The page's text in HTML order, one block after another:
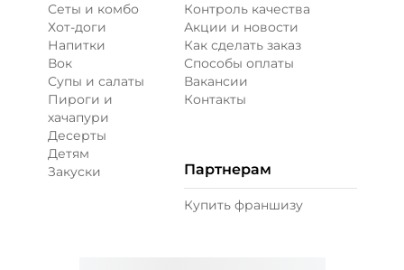
Сеты и комбо
Хот-доги
Напитки
Вок
Супы и салаты
Пироги и
хачапури
Десерты
Детям
Закуски
Контроль качества
Акции и новости
Как сделать заказ
Способы оплаты
Вакансии
Контакты
Партнерам
Купить франшизу